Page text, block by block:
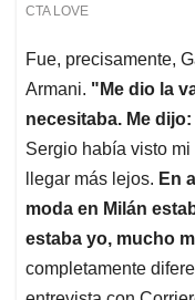
Fue, precisamente,
Armani. "Me dio la
necesitaba. Me
Sergio había visto
llegar más lejos. En
moda en Milán
estaba yo, mucho
completamente